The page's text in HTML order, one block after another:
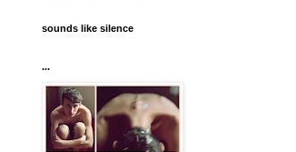
sounds like silence
...